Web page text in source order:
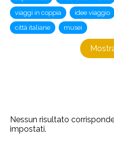
viaggi in coppia
idee viaggio
città italiane
musei
Nessun risultato
impostati.